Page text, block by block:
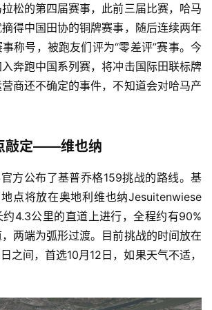
松的第四届赛事，此前三届比赛，哈马
得中国田协的铜牌赛事，随后连续两年
称号，被跑友们评为“零差评”赛事。今
奔跑中国系列赛，将冲击国际田联标牌
商还不确定的事件，不知道会对哈马产
敲定——维也纳
方公布了基普乔格159挑战的路线。基
点将放在奥地利维也纳Jesuitenwiese
4.3公里的直道上进行，全程约有90%
两端为弧形过渡。目前挑战的时间放在
之间，首选10月12日，如果天气不适，